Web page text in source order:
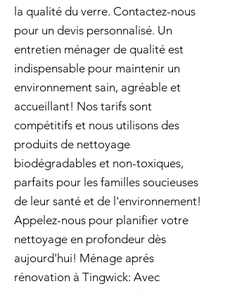
la qualité du verre. Contactez-nous
pour un devis personnalisé. Un
entretien ménager de qualité est
indispensable pour maintenir un
environnement sain, agréable et
accueillant! Nos tarifs sont
compétitifs et nous utilisons des
produits de nettoyage
biodégradables et non-toxiques,
parfaits pour les familles soucieuses
de leur santé et de l'environnement!
Appelez-nous pour planifier votre
nettoyage en profondeur dès
aujourd'hui! Ménage aprés
rénovation à Tingwick: Avec